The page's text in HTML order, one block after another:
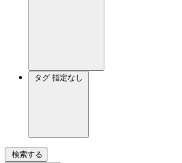
タグ 指定なし
検索する